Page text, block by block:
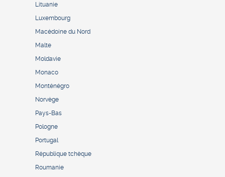
Lituanie
Luxembourg
Macédoine du Nord
Malte
Moldavie
Monaco
Monténégro
Norvège
Pays-Bas
Pologne
Portugal
République tchèque
Roumanie